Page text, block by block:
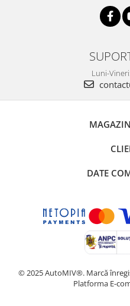
Luni-
DATE
© 2025 AutoMIV®. Marcă
Platforma E-